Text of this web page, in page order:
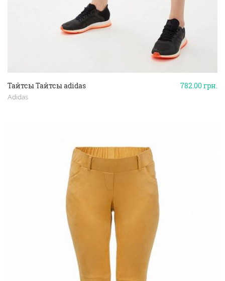
782.00грн.
Тайтсы Тайтсы adidas
Adidas